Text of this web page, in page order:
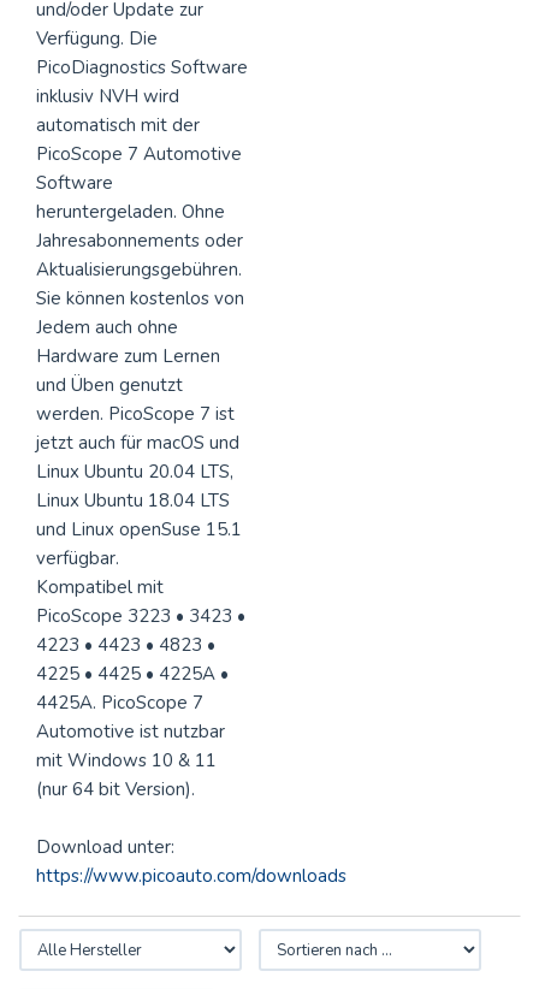
und/oder Update zur
Verfügung. Die
PicoDiagnostics Software
inklusiv NVH wird
automatisch mit der
PicoScope 7 Automotive
Software
heruntergeladen. Ohne
Jahresabonnements oder
Aktualisierungsgebühren.
Sie können kostenlos von
Jedem auch ohne
Hardware zum Lernen
und Üben genutzt
werden. PicoScope 7 ist
jetzt auch für macOS und
Linux Ubuntu 20.04 LTS,
Linux Ubuntu 18.04 LTS
und Linux openSuse 15.1
verfügbar.
Kompatibel mit
PicoScope 3223 • 3423 •
4223 • 4423 • 4823 •
4225 • 4425 • 4225A •
4425A. PicoScope 7
Automotive ist nutzbar
mit Windows 10 & 11
(nur 64 bit Version).
Download unter:
https://www.picoauto.com/downloads